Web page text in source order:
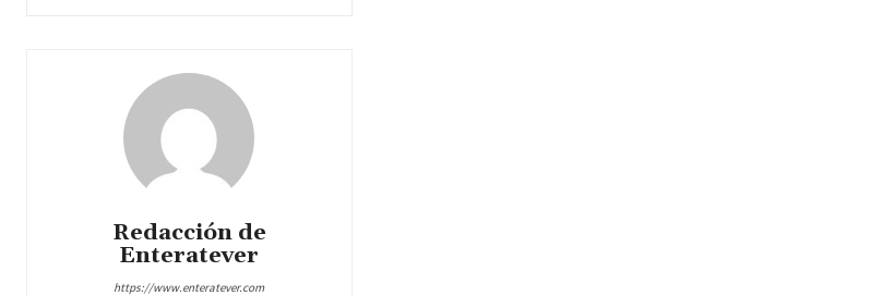
Redacción de
Enteratever
https://www.enteratever.com